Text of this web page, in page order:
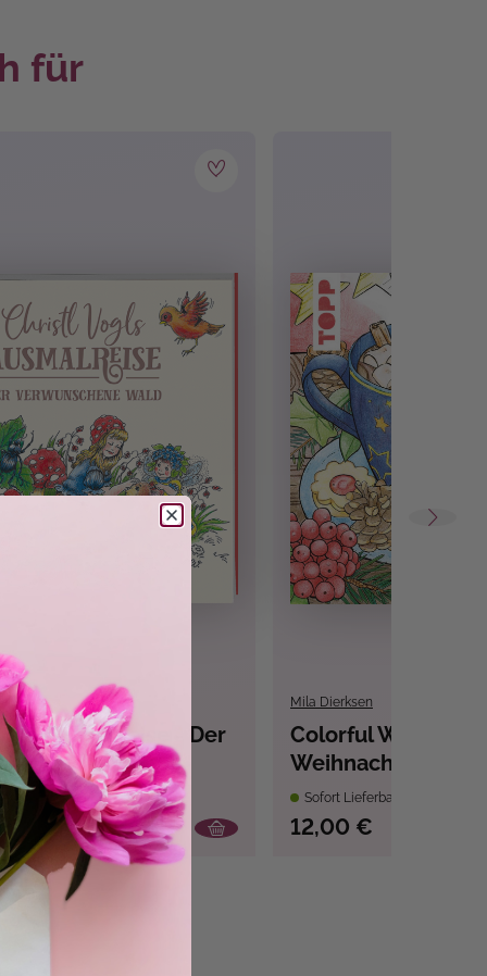
für
Ausmalreise - Der
Wald
Mila Dierksen
Colorful World -
Weihnachtszauber
Sofort Lieferbar
12,00 €